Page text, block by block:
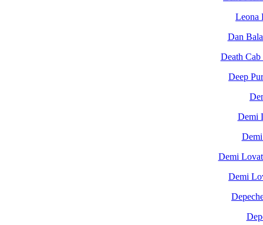
Leona
Dan
Death
Deep
Demi
Demi
Demi